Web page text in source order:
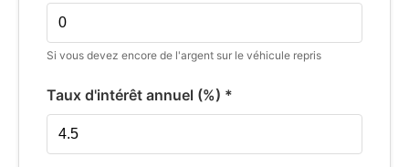
Si vous devez encore de l'argent sur le véhicule repris
Taux d'intérêt annuel (%) *